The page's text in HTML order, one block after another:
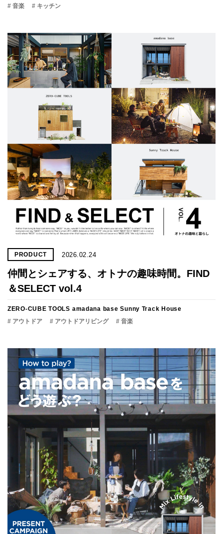
# 音楽
# キッチン
PRODUCT 2026.02.24
仲間とシェアする、オトナの趣味時間。FIND
＆SELECT vol.4
ZERO-CUBE TOOLS amadana base Sunny Track House
# アウトドア
# アウトドアリビング # 音楽